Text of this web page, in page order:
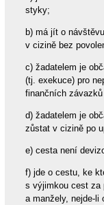
styky;
b) má jít o
v cizině bez
c) žadatelem je
(tj. exekuce) pro
finančních
d) žadatelem je
zůstat v cizině po
e) cesta není
f) jde o cestu, ke
s výjimkou cest za
a manžely, nejde-li